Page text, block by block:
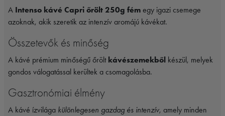
A Intenso kávé Capri őrölt 250g fém egy igazi csemege
azoknak, akik szeretik az intenzív aromájú kávékat.
Összetevők és minőség
A kávé prémium minőségű őrölt kávészemekből készül, melyek
gondos válogatással kerültek a csomagolásba.
Gasztronómiai élmény
A kávé ízvilága különlegesen gazdag és intenzív, amely minden